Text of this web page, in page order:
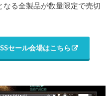
なる全製品が数量限定で売切
セール会場はこちら